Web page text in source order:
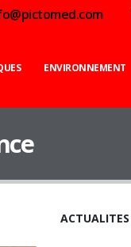
ENVIRONNEMENT